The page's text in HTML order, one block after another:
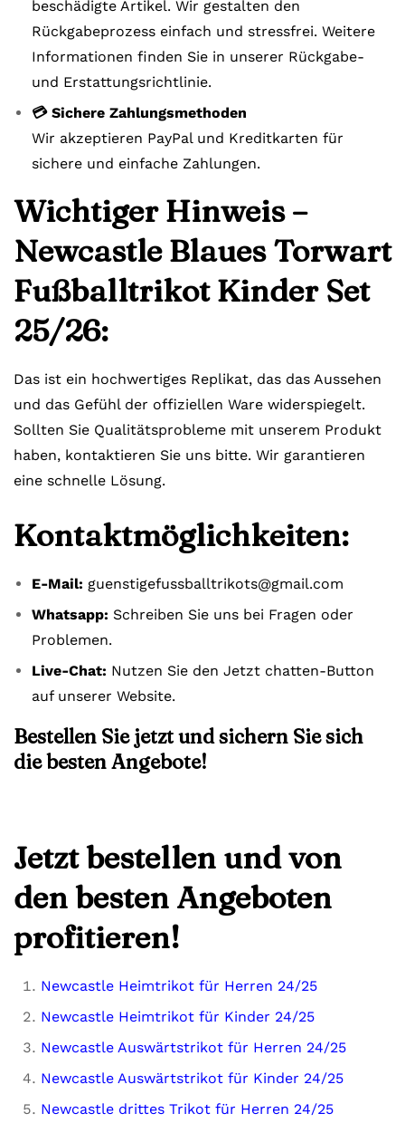
beschädigte Artikel. Wir gestalten den
Rückgabeprozess einfach und stressfrei. Weitere
Informationen finden Sie in unserer Rückgabe-
und Erstattungsrichtlinie.
💳 Sichere Zahlungsmethoden
Wir akzeptieren PayPal und Kreditkarten für
sichere und einfache Zahlungen.
Wichtiger Hinweis –
Newcastle Blaues Torwart
Fußballtrikot Kinder Set
25/26:
Das ist ein hochwertiges Replikat, das das Aussehen
und das Gefühl der offiziellen Ware widerspiegelt.
Sollten Sie Qualitätsprobleme mit unserem Produkt
haben, kontaktieren Sie uns bitte. Wir garantieren
eine schnelle Lösung.
Kontaktmöglichkeiten:
E-Mail: guenstigefussballtrikots@gmail.com
Whatsapp: Schreiben Sie uns bei Fragen oder
Problemen.
Live-Chat: Nutzen Sie den Jetzt chatten-Button
auf unserer Website.
Bestellen Sie jetzt und sichern Sie sich
die besten Angebote!
Jetzt bestellen und von
den besten Angeboten
profitieren!
Newcastle Heimtrikot für Herren 24/25
Newcastle Heimtrikot für Kinder 24/25
Newcastle Auswärtstrikot für Herren 24/25
Newcastle Auswärtstrikot für Kinder 24/25
Newcastle drittes Trikot für Herren 24/25